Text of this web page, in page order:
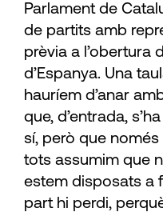
Parlament de
de partits amb
prèvia a l’obertura
d’Espanya. Una
hauríem d’anar
que, d’entrada,
sí, però que només
tots assumim que
estem disposats a
part hi perdi,